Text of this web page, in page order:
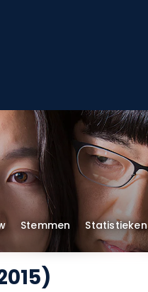
Stemmen Statistieken